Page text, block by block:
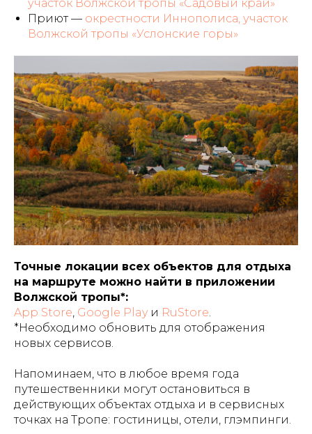
участок Волжской тропы «Садовый край»
Приют — окрестности Иннополиса, участок
Волжской тропы «Услонские горы»
Точные локации всех объектов для отдыха
на маршруте можно найти в приложении
Волжской тропы*:
App Store Google Playи RuStore
*Необходимо обновить для отображения
новых сервисов
Напоминаем, что в любое время года
путешественники могут остановиться в
действующих объектах отдыха и в сервисных
точках на Тропе: гостиницы, отели, глэмпинги.